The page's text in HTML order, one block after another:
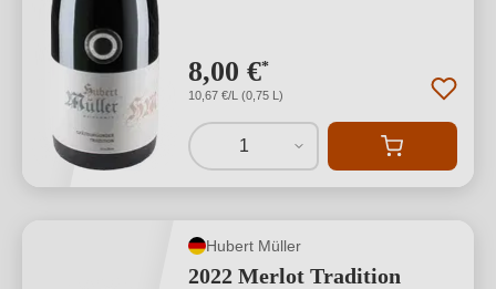
8,00 €*
10,67 €/L (0,75 L)
1
Hubert Müller
2022 Merlot Tradition